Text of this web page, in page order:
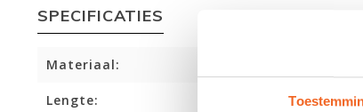
SPECIFICATIES
Materiaal:
Lengte: